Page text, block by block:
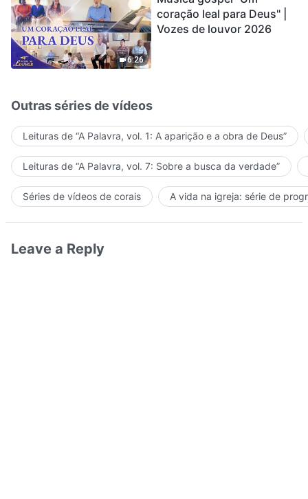
6:26
coração leal para Deus" |
Vozes de louvor 2026
Outras séries de vídeos
Leituras de “A Palavra, vol. 1: A aparição e a obra de Deus”
Leituras de “A Palavra, vol. 7: Sobre a busca da verdade”
Séries de vídeos de corais A vida na igreja: série de
Leave a Reply